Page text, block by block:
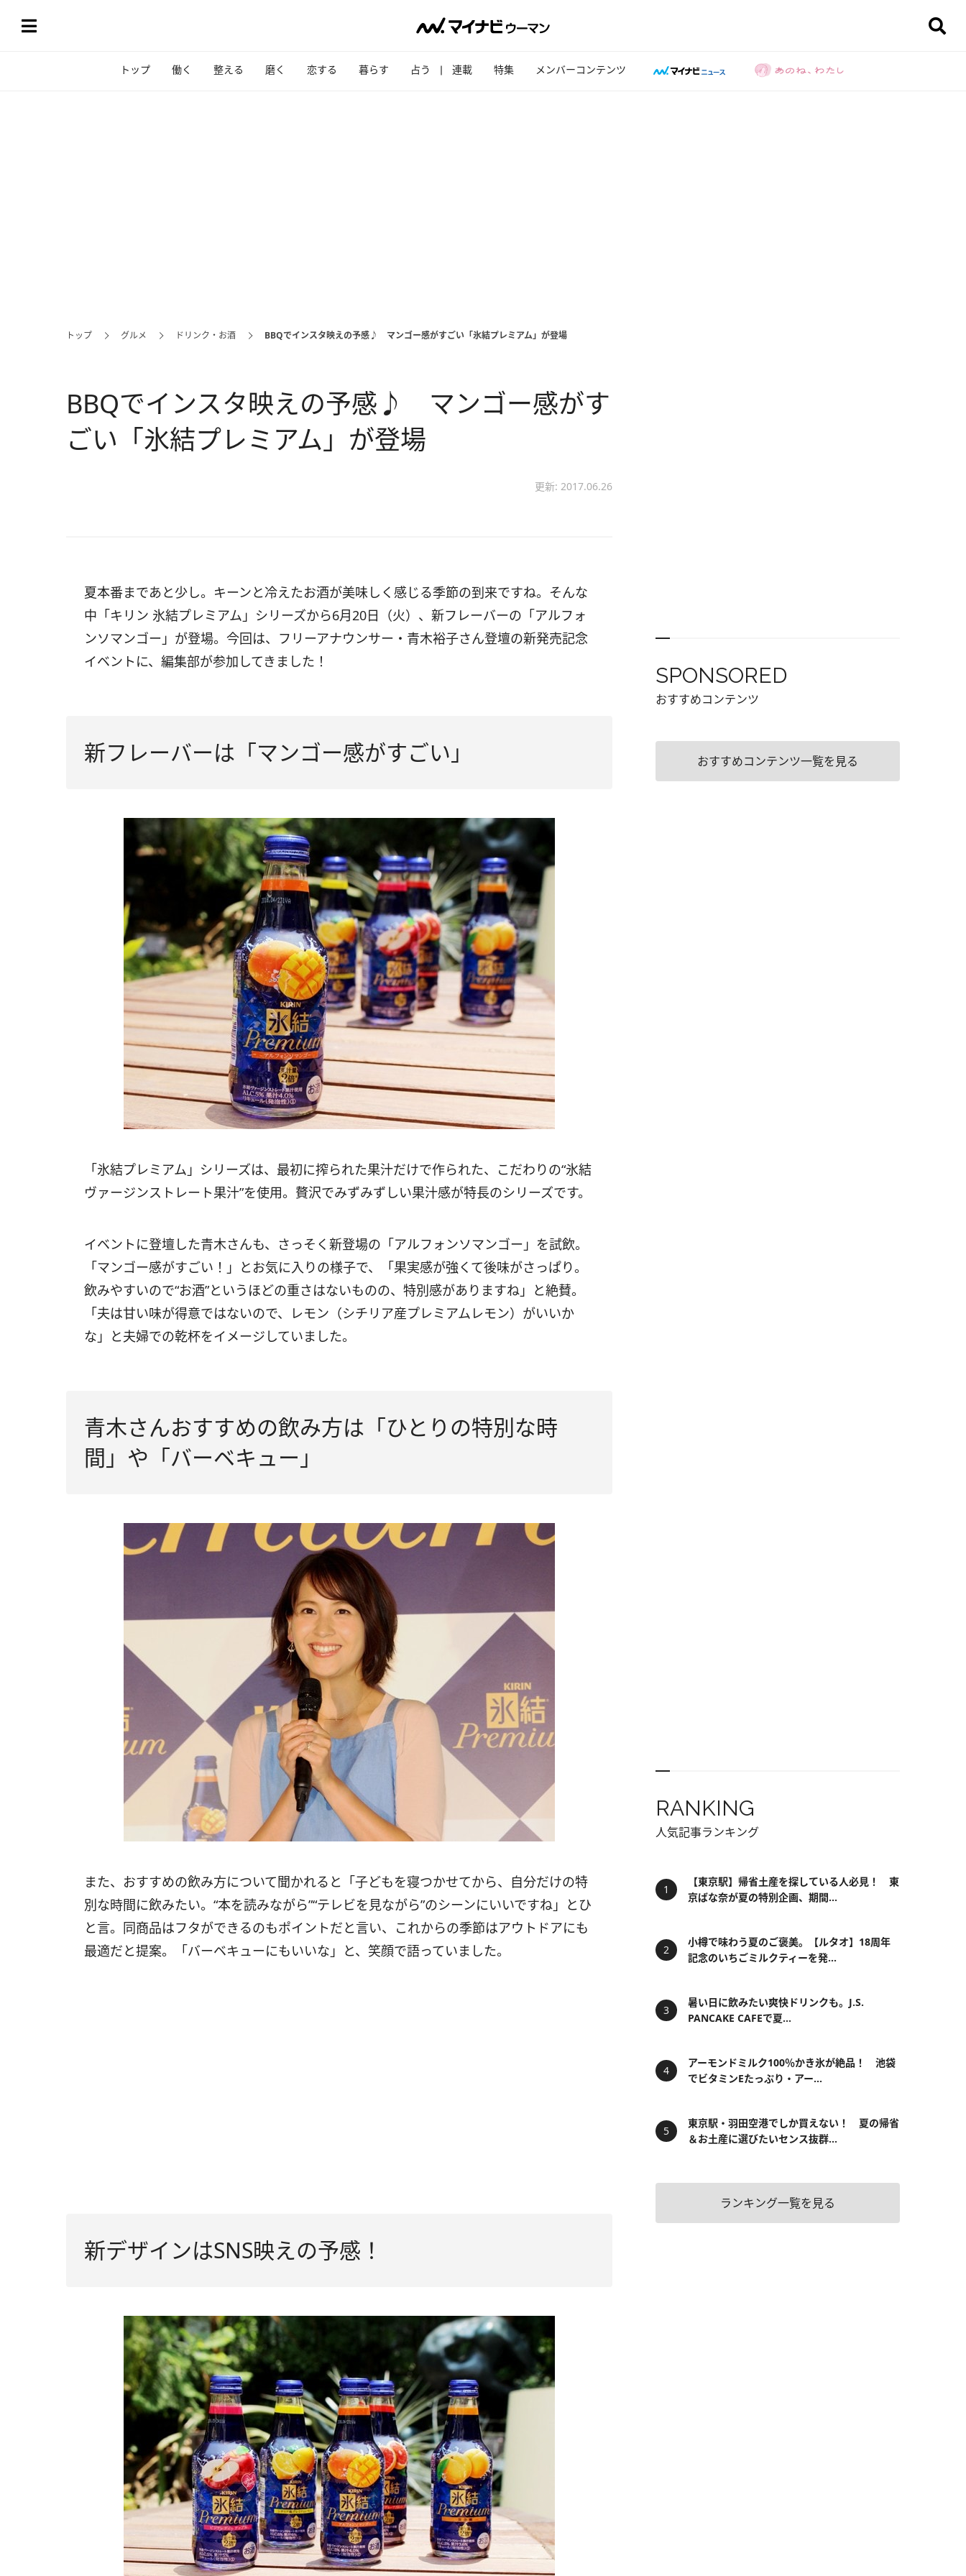
トップ 働く 整える 磨く 恋する 暮らす 占う 連載 特集 メンバーコンテンツ
トップ グルメ ドリンク・お酒 BBQでインスタ映えの予感♪ マンゴー感がすごい「氷結プレミアム」が登場
BBQでインスタ映えの予感♪ マンゴー感がす
ごい「氷結プレミアム」が登場
更新: 2017.06.26
夏本番まであと少し。キーンと冷えたお酒が美味しく感じる季節の到来ですね。そんな
中「キリン 氷結プレミアム」シリーズから6月20日（火）、新フレーバーの「アルフォ
ンソマンゴー」が登場。今回は、フリーアナウンサー・青木裕子さん登壇の新発売記念
イベントに、編集部が参加してきました！
新フレーバーは「マンゴー感がすごい」
「氷結プレミアム」シリーズは、最初に搾られた果汁だけで作られた、こだわりの“氷結
ヴァージンストレート果汁”を使用。贅沢でみずみずしい果汁感が特長のシリーズです。
イベントに登壇した青木さんも、さっそく新登場の「アルフォンソマンゴー」を試飲。
「マンゴー感がすごい！」とお気に入りの様子で、「果実感が強くて後味がさっぱり。
飲みやすいので“お酒”というほどの重さはないものの、特別感がありますね」と絶賛。
「夫は甘い味が得意ではないので、レモン（シチリア産プレミアムレモン）がいいか
な」と夫婦での乾杯をイメージしていました。
青木さんおすすめの飲み方は「ひとりの特別な時
間」や「バーベキュー」
また、おすすめの飲み方について聞かれると「子どもを寝つかせてから、自分だけの特
別な時間に飲みたい。“本を読みながら”“テレビを見ながら”のシーンにいいですね」とひ
と言。同商品はフタができるのもポイントだと言い、これからの季節はアウトドアにも
最適だと提案。「バーベキューにもいいな」と、笑顔で語っていました。
新デザインはSNS映えの予感！
SPONSORED
おすすめコンテンツ
おすすめコンテンツ一覧を見る
RANKING
人気記事ランキング
【東京駅】帰省土産を探している人必見！ 東
京ばな奈が夏の特別企画、期間...
小樽で味わう夏のご褒美。【ルタオ】18周年
記念のいちごミルクティーを発...
暑い日に飲みたい爽快ドリンクも。J.S.
PANCAKE CAFEで夏...
アーモンドミルク100％かき氷が絶品！ 池袋
でビタミンEたっぷり・アー...
東京駅・羽田空港でしか買えない！ 夏の帰省
＆お土産に選びたいセンス抜群...
ランキング一覧を見る